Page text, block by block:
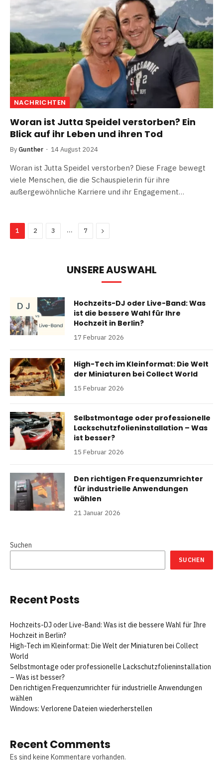
NACHRICHTEN
Woran ist Jutta Speidel verstorben? Ein
Blick auf ihr Leben und ihren Tod
By Gunther 14 August 2024
Woran ist Jutta Speidel verstorben? Diese Frage bewegt
viele Menschen, die die Schauspielerin für ihre
außergewöhnliche Karriere und ihr Engagement…
1 2 3 … 7 Next
UNSERE AUSWAHL
Hochzeits-DJ oder Live-Band: Was
ist die bessere Wahl für Ihre
Hochzeit in Berlin?
17 Februar 2026
High-Tech im Kleinformat: Die Welt
der Miniaturen bei Collect World
15 Februar 2026
Selbstmontage oder professionelle
Lackschutzfolieninstallation – Was
ist besser?
15 Februar 2026
Den richtigen Frequenzumrichter
für industrielle Anwendungen
wählen
21 Januar 2026
Suchen
SUCHEN
Recent Posts
Hochzeits-DJ oder Live-Band: Was ist die bessere Wahl für Ihre
Hochzeit in Berlin?
High-Tech im Kleinformat: Die Welt der Miniaturen bei Collect
World
Selbstmontage oder professionelle Lackschutzfolieninstallation
– Was ist besser?
Den richtigen Frequenzumrichter für industrielle Anwendungen
wählen
Windows: Verlorene Dateien wiederherstellen
Recent Comments
Es sind keine Kommentare vorhanden.